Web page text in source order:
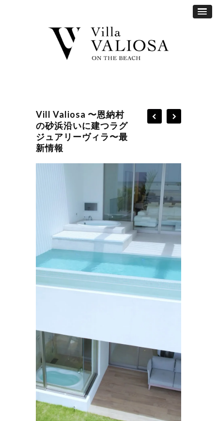
Vill Valiosa 〜恩納村
の砂浜沿いに建つラグ
ジュアリーヴィラ〜最
新情報